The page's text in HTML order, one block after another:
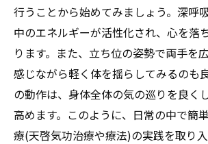
行うことから始めてみましょう。深呼
中のエネルギーが活性化され、心を落
ります。また、立ち位の姿勢で両手を
感じながら軽く体を揺らしてみるのも
の動作は、身体全体の気の巡りを良く
高めます。このように、日常の中で簡
療(天啓気功治療や療法)の実践を取り